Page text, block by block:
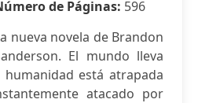
de Páginas: 596
nueva novela de Brandon
El mundo lleva
está atrapada
atacado por